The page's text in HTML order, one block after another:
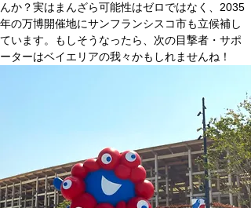
んか？実はまんざら可能性はゼロではなく、2035
年の万博開催地にサンフランシスコ市も立候補し
ています。もしそうなったら、次の目撃者・サポ
ーターはベイエリアの我々かもしれませんね！